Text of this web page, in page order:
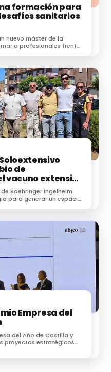
formación para
sanitarios
nuevo máster de la
a profesionales frente
de
vacuno extensivo
Boehringer Ingelheim
para generar un espacio
Empresa del
del Año de Castilla y
proyectos estratégicos